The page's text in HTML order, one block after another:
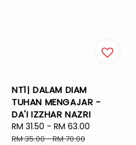
NT1| DALAM DIAM
TUHAN MENGAJAR -
DA'I IZZHAR NAZRI
Sale
price
RM 31.50 - RM 63.00
RM 35.00-RM 70.00